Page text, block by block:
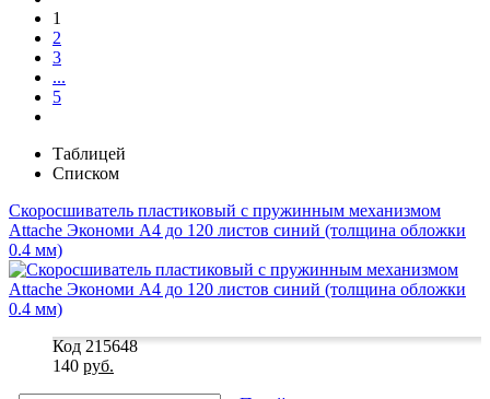
1
2
3
...
5
Таблицей
Списком
Скоросшиватель пластиковый с пружинным механизмом
Attache Экономи A4 до 120 листов синий (толщина обложки
0.4 мм)
Код 215648
140 руб.